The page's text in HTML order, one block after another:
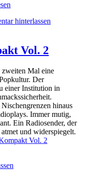
hinterlassen
Vol. 2
zweiten Mal eine
Der
einer Institution in
hinaus
Immer mutig,
Ein Radiosender, der
und widerspiegelt.
Vol. 2